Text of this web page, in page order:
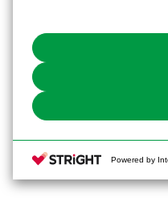
the use of all Cookies
You can change your
Powered by